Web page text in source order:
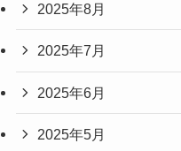
2025年8月
2025年7月
2025年6月
2025年5月